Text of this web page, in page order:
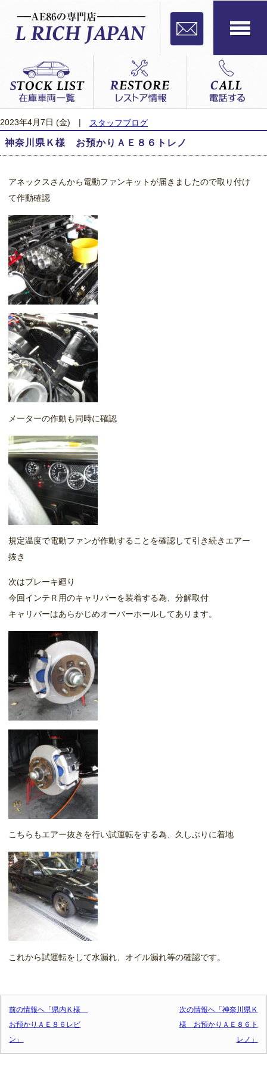
2023年4月7日 (金) スタッフブログ
神奈川県Ｋ様 お預かりＡＥ８６トレノ
アネックスさんから電動ファンキットが届きましたので取り付け
て作動確認
メーターの作動も同時に確認
規定温度で電動ファンが作動することを確認して引き続きエアー
抜き
次はブレーキ廻り
今回インテＲ用のキャリパーを装着する為、分解取付
キャリパーはあらかじめオーバーホールしてあります。
こちらもエアー抜きを行い試運転をする為、久しぶりに着地
これから試運転をして水漏れ、オイル漏れ等の確認です。
前の情報へ「県内Ｋ様
お預かりＡＥ８６レビ
ン」
次の情報へ「神奈川県Ｋ
様 お預かりＡＥ８６ト
レノ」